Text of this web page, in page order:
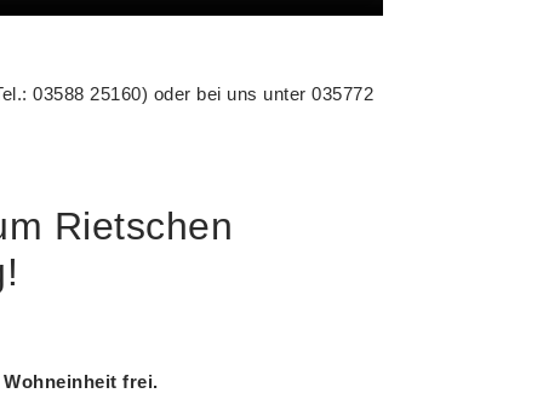
03588 25160) oder bei uns unter 035772
Rietschen
frei.